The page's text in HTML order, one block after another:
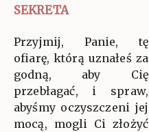
SEKRETA
Przyjmij, Panie, tę
ofiarę, którą uznałeś za
godną, aby Cię
przebłagać, i spraw,
abyśmy oczyszczeni jej
mocą, mogli Ci złożyć